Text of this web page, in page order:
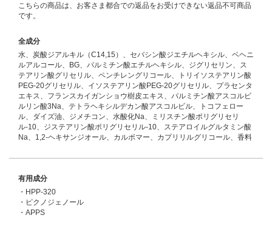
こちらの商品は、お客さま都合での返品をお受けできない返品不可商品
です。
全成分
水、炭酸ジアルキル（C14,15）、セバシン酸ジエチルヘキシル、ベヘニ
ルアルコール、BG、パルミチン酸エチルヘキシル、ジグリセリン、ス
テアリン酸グリセリル、ペンチレングリコール、トリイソステアリン酸
PEG-20グリセリル、イソステアリン酸PEG-20グリセリル、プラセンタ
エキス、フランスカイガンショウ樹皮エキス、パルミチン酸アスコルビ
ルリン酸3Na、テトラヘキシルデカン酸アスコルビル、トコフェロー
ル、ダイズ油、ジメチコン、水酸化Na、ミリスチン酸ポリグリセリ
ル-10、ジステアリン酸ポリグリセリル-10、ステアロイルグルタミン酸
Na、1,2-ヘキサンジオール、カルボマー、カプリリルグリコール、香料
有用成分
・HPP-320
・ピクノジェノール
・APPS